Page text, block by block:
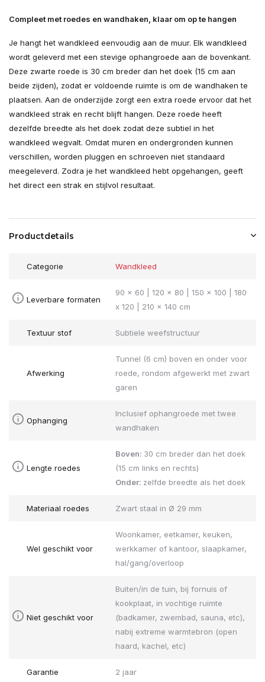
Compleet met roedes en wandhaken, klaar om op te hangen
Je hangt het wandkleed eenvoudig aan de muur. Elk wandkleed
wordt geleverd met een stevige ophangroede aan de bovenkant.
Deze zwarte roede is 30 cm breder dan het doek (15 cm aan
beide zijden), zodat er voldoende ruimte is om de wandhaken te
plaatsen. Aan de onderzijde zorgt een extra roede ervoor dat het
wandkleed strak en recht blijft hangen. Deze roede heeft
dezelfde breedte als het doek zodat deze subtiel in het
wandkleed wegvalt. Omdat muren en ondergronden kunnen
verschillen, worden pluggen en schroeven niet standaard
meegeleverd. Zodra je het wandkleed hebt opgehangen, geeft
het direct een strak en stijlvol resultaat.
Productdetails
Categorie Wandkleed
Leverbare formaten
90 x 60 | 120 x 80 | 150 x 100 | 180
x 120 | 210 x 140 cm
Textuur stof Subtiele weefstructuur
Afwerking
Tunnel (6 cm) boven en onder voor
roede, rondom afgewerkt met zwart
garen
Ophanging
Inclusief ophangroede met twee
wandhaken
Lengte roedes
Boven: 30 cm breder dan het doek
(15 cm links en rechts)
Onder: zelfde breedte als het doek
Materiaal roedes Zwart staal in Ø 29 mm
Wel geschikt voor
Woonkamer, eetkamer, keuken,
werkkamer of kantoor, slaapkamer,
hal/gang/overloop
Niet geschikt voor
Buiten/in de tuin, bij fornuis of
kookplaat, in vochtige ruimte
(badkamer, zwembad, sauna, etc),
nabij extreme warmtebron (open
haard, kachel, etc)
Garantie 2 jaar